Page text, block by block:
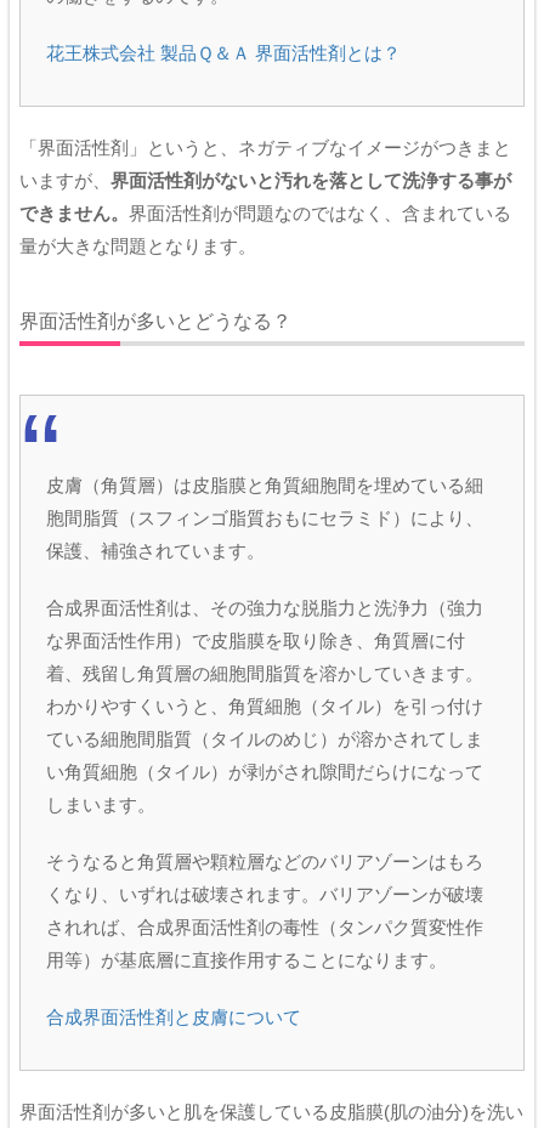
花王株式会社 製品Ｑ＆Ａ 界面活性剤とは？
「界面活性剤」というと、ネガティブなイメージがつきまと
いますが、 界面活性剤がないと汚れを落として洗浄する事が
できません。 界面活性剤が問題なのではなく、含まれている
量が大きな問題となります。
界面活性剤が多いとどうなる？
皮膚（角質層）は皮脂膜と角質細胞間を埋めている細
胞間脂質（スフィンゴ脂質おもにセラミド）により、
保護、補強されています。
合成界面活性剤は、その強力な脱脂力と洗浄力（強力
な界面活性作用）で皮脂膜を取り除き、角質層に付
着、残留し角質層の細胞間脂質を溶かしていきます。
わかりやすくいうと、角質細胞（タイル）を引っ付け
ている細胞間脂質（タイルのめじ）が溶かされてしま
い角質細胞（タイル）が剥がされ隙間だらけになって
しまいます。
そうなると角質層や顆粒層などのバリアゾーンはもろ
くなり、いずれは破壊されます。バリアゾーンが破壊
されれば、合成界面活性剤の毒性（タンパク質変性作
用等）が基底層に直接作用することになります。
合成界面活性剤と皮膚について
界面活性剤が多いと肌を保護している皮脂膜(肌の油分)を洗い